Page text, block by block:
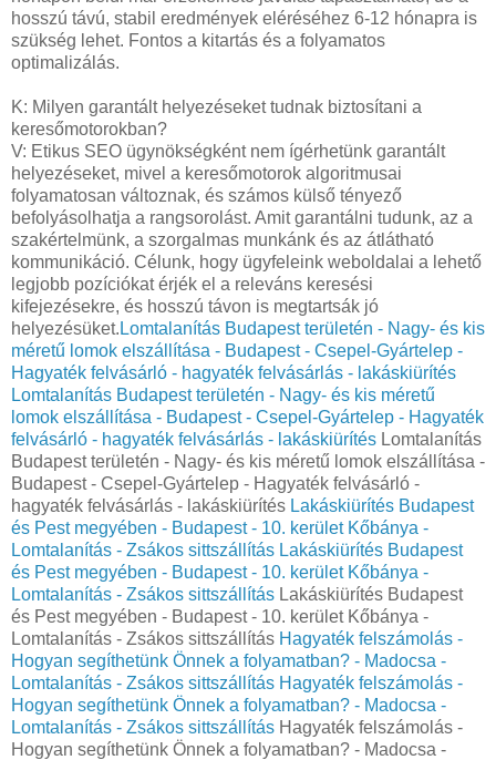
hosszú távú, stabil eredmények eléréséhez 6-12 hónapra is
szükség lehet. Fontos a kitartás és a folyamatos
optimalizálás.
K: Milyen garantált helyezéseket tudnak biztosítani a
keresőmotorokban?
V: Etikus SEO ügynökségként nem ígérhetünk garantált
helyezéseket, mivel a keresőmotorok algoritmusai
folyamatosan változnak, és számos külső tényező
befolyásolhatja a rangsorolást. Amit garantálni tudunk, az a
szakértelmünk, a szorgalmas munkánk és az átlátható
kommunikáció. Célunk, hogy ügyfeleink weboldalai a lehető
legjobb pozíciókat érjék el a releváns keresési
kifejezésekre, és hosszú távon is megtartsák jó
helyezésüket. Lomtalanítás Budapest területén - Nagy- és kis
méretű lomok elszállítása - Budapest - Csepel-Gyártelep -
Hagyaték felvásárló - hagyaték felvásárlás - lakáskiürítés
Lomtalanítás Budapest területén - Nagy- és kis méretű
lomok elszállítása - Budapest - Csepel-Gyártelep - Hagyaték
felvásárló - hagyaték felvásárlás - lakáskiürítés Lomtalanítás
Budapest területén - Nagy- és kis méretű lomok elszállítása -
Budapest - Csepel-Gyártelep - Hagyaték felvásárló -
hagyaték felvásárlás - lakáskiürítés Lakáskiürítés Budapest
és Pest megyében - Budapest - 10. kerület Kőbánya -
Lomtalanítás - Zsákos sittszállítás Lakáskiürítés Budapest
és Pest megyében - Budapest - 10. kerület Kőbánya -
Lomtalanítás - Zsákos sittszállítás Lakáskiürítés Budapest
és Pest megyében - Budapest - 10. kerület Kőbánya -
Lomtalanítás - Zsákos sittszállítás Hagyaték felszámolás -
Hogyan segíthetünk Önnek a folyamatban? - Madocsa -
Lomtalanítás - Zsákos sittszállítás Hagyaték felszámolás -
Hogyan segíthetünk Önnek a folyamatban? - Madocsa -
Lomtalanítás - Zsákos sittszállítás Hagyaték felszámolás -
Hogyan segíthetünk Önnek a folyamatban? - Madocsa -